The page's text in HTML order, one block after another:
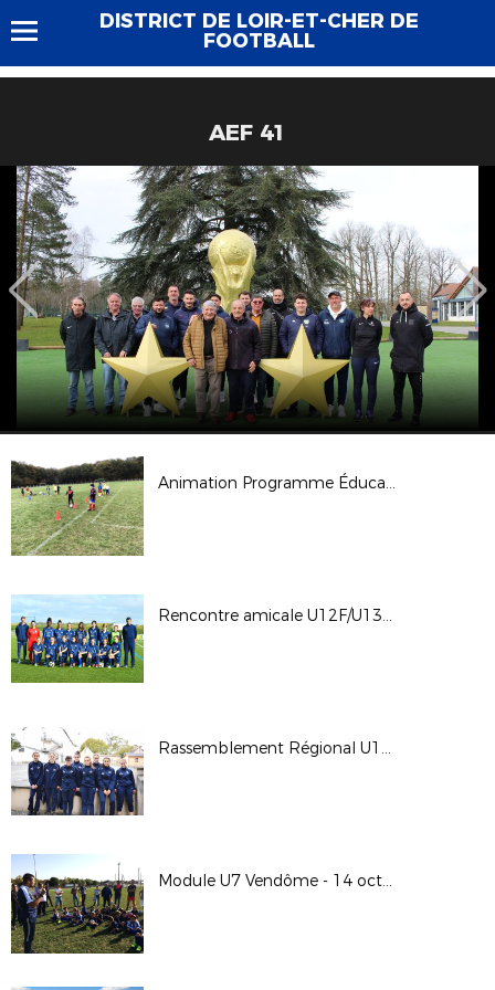
DISTRICT DE LOIR-ET-CHER DE
FOOTBALL
AEF 41
Animation Programme Éducatif Fédéral - 27 octobre 2017
Rencontre amicale U12F/U13F Sélection 45 - Sélection 41 - Mercredi 25 octobre 2017
Rassemblement Régional U15F - 21 et 22 octobre 2017
Module U7 Vendôme - 14 octobre 2017